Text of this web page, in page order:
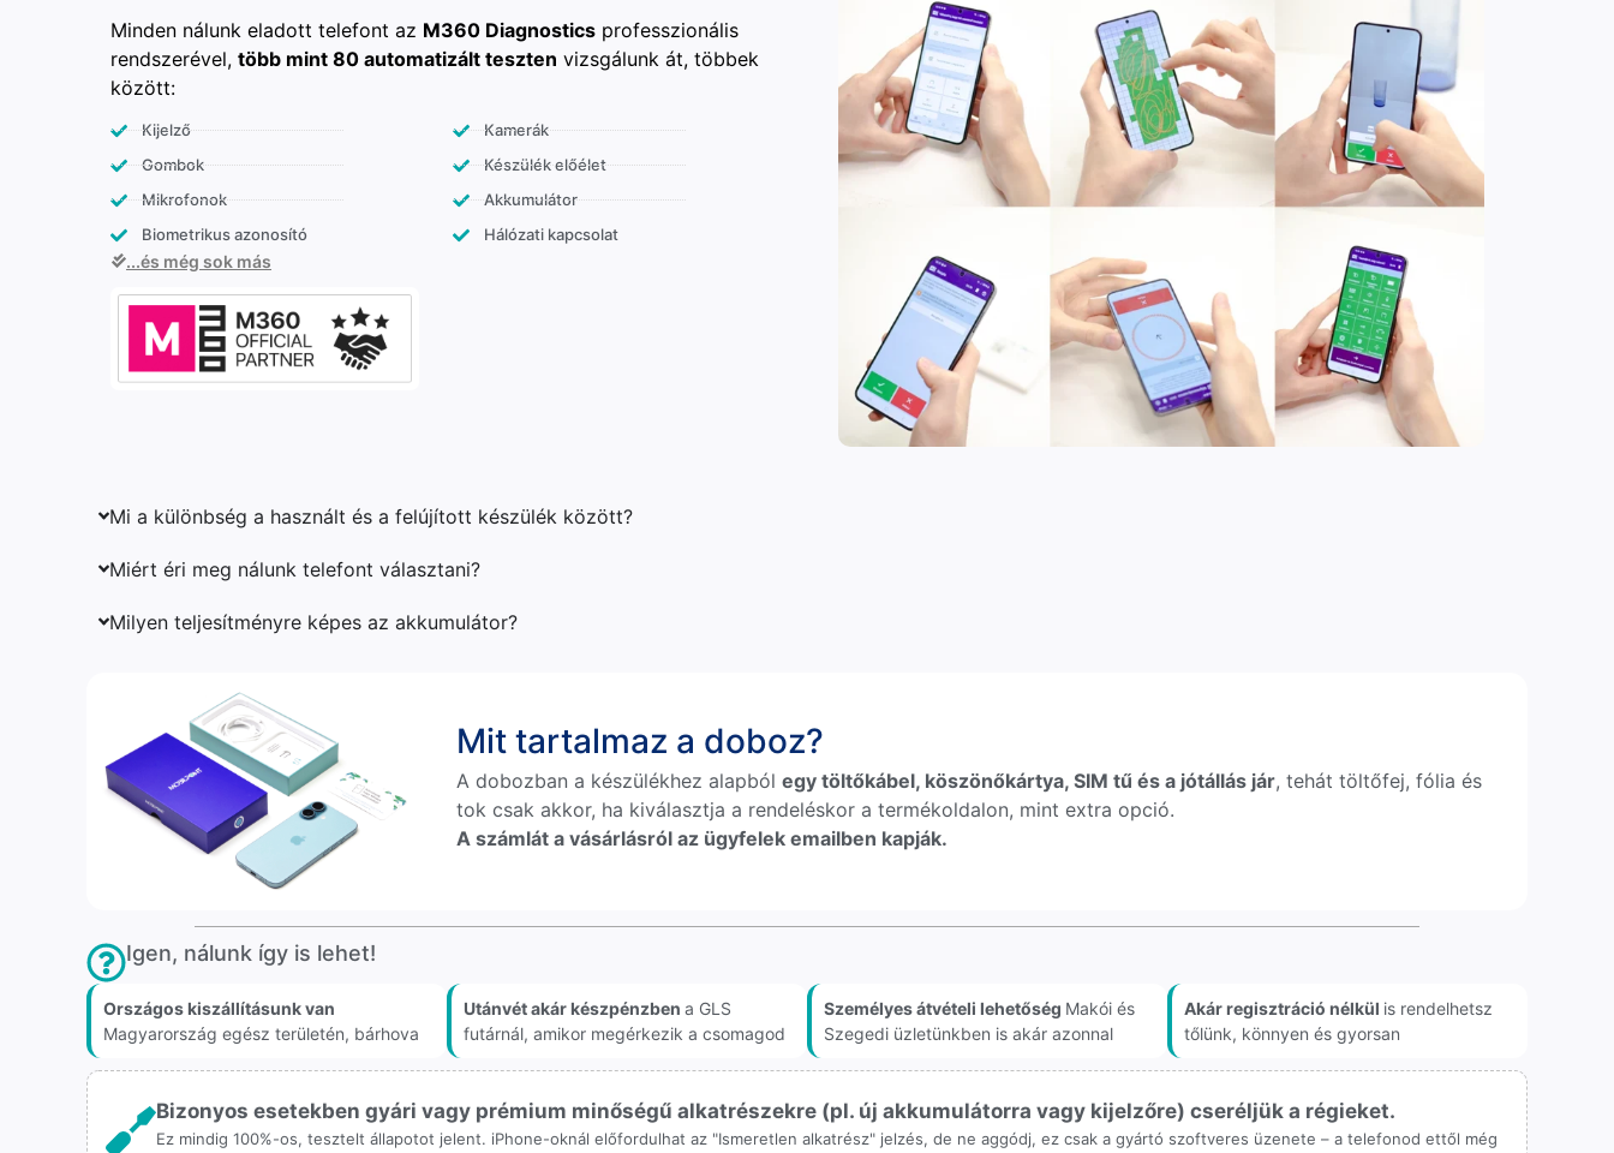
Minden nálunk eladott telefont az M360 Diagnostics professzionális
rendszerével, több mint 80 automatizált teszten vizsgálunk át, többek
között:
Kijelző
Gombok
Mikrofonok
Biometrikus azonosító
Kamerák
Készülék előélet
Akkumulátor
Hálózati kapcsolat
...és még sok más
Mi a különbség a használt és a felújított készülék között?
Miért éri meg nálunk telefont választani?
Milyen teljesítményre képes az akkumulátor?
Mit tartalmaz a doboz?
A dobozban a készülékhez alapbólegy töltőkábel, köszönőkártya, SIM tű és a jótállás jár, tehát töltőfej, fólia és
tok csak akkor, ha kiválasztja a rendeléskor a termékoldalon, mint extra opció.
A számlát a vásárlásról az ügyfelek emailben kapják.
Igen, nálunk így is lehet!
Országos kiszállításunk van
Magyarország egész területén, bárhova
Utánvét akár készpénzben a GLS
futárnál, amikor megérkezik a csomagod
Személyes átvételi lehetőség Makói és
Szegedi üzletünkben is akár azonnal
Akár regisztráció nélkül is rendelhetsz
tőlünk, könnyen és gyorsan
Bizonyos esetekben gyári vagy prémium minőségű alkatrészekre (pl. új akkumulátorra vagy kijelzőre) cseréljük a régieket.
Ez mindig 100%-os, tesztelt állapotot jelent. iPhone-oknál előfordulhat az "Ismeretlen alkatrész" jelzés, de ne aggódj, ez csak a gyártó szoftveres üzenete – a telefonod ettől még